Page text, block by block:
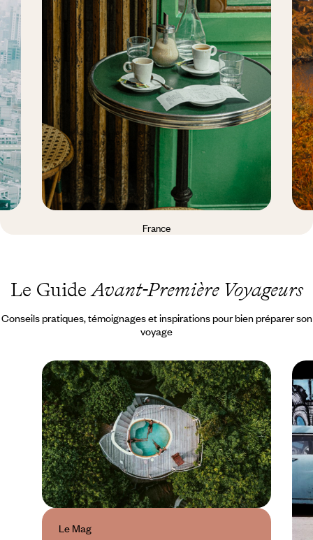
France
Le GuideAvant-Première Voyageurs
Conseils pratiques, témoignages et inspirations pour bien préparer son
voyage
Le Mag